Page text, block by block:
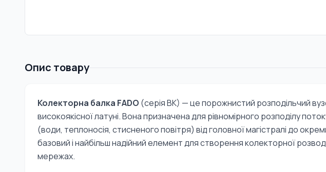
Опис товару
Колекторна балка FADO (серія BK) — це порожнистий розподільчий
високоякісної латуні. Вона призначена для рівномірного розподілу
(води, теплоносія, стисненого повітря) від головної магістралі до
базовий і найбільш надійний елемент для створення колекторної
мережах.